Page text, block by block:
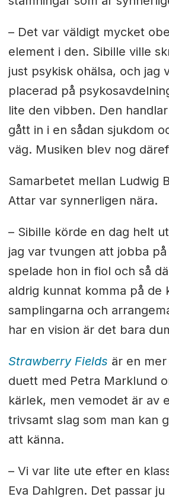
– Det var väldigt mycket
element i den. Sibille ville
just psykisk ohälsa, och jag
placerad på
lite den vibben. Den
gått in i en sådan sjukdom
väg. Musiken blev nog
Samarbetet mellan Ludwig
Attar var synnerligen nära.
– Sibille körde en dag helt
jag var tvungen att jobba
spelade hon in fiol och så
aldrig kunnat komma på de
samplingarna och
har en vision är det bara
Strawberry Fields är en
duett med Petra Marklund
kärlek, men vemodet är av
trivsamt slag som man kan
att känna.
– Vi var lite ute efter en
Eva Dahlgren. Det passar